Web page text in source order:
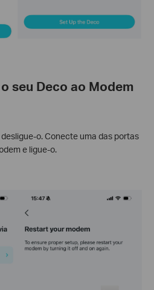
seu Deco ao Modem
o. Conecte uma das portas
e ligue-o.